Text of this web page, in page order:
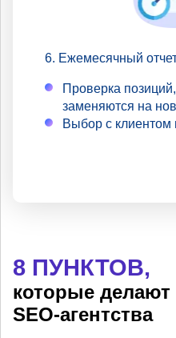
Ежемесячный
Проверка
заменяются на
Выбор с
8 ПУНКТОВ,
которые
SEO-агентства